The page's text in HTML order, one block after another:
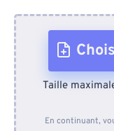
Taille
En continuant,